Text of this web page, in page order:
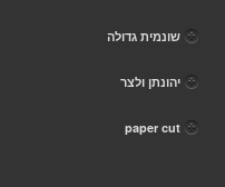
שונמית גדולה
יהונתן ולצר
paper cut